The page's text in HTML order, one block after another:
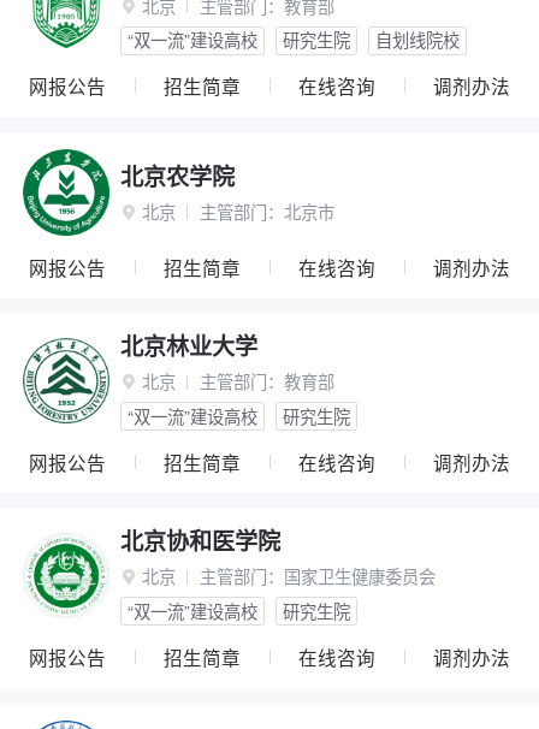
 北京 主管部门： 教育部
“双一流”建设高校
研究生院 自划线院校
网报公告 招生简章 在线咨询 调剂办法
北京农学院
 北京 主管部门： 北京市
网报公告 招生简章 在线咨询 调剂办法
北京林业大学
 北京 主管部门： 教育部
“双一流”建设高校
研究生院
网报公告 招生简章 在线咨询 调剂办法
北京协和医学院
 北京 主管部门： 国家卫生健康委员会
“双一流”建设高校
研究生院
网报公告 招生简章 在线咨询 调剂办法